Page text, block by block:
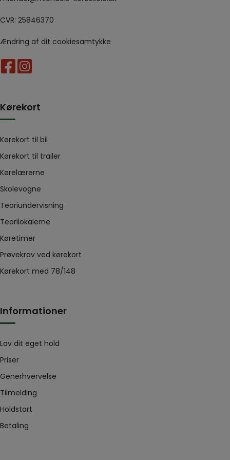
CVR: 25846370
Ændring af dit cookiesamtykke
Kørekort
Kørekort til bil
Kørekort til trailer
Kørelærerne
Skolevogne
Teoriundervisning
Teorilokalerne
Køretimer
Prøvekrav ved kørekort
Kørekort med 78/148
Informationer
Lav dit eget hold
Priser
Generhvervelse
Tilmelding
Holdstart
Betaling